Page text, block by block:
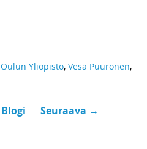
Oulun Yliopisto,Vesa Puuronen,
Blogi Seuraava →